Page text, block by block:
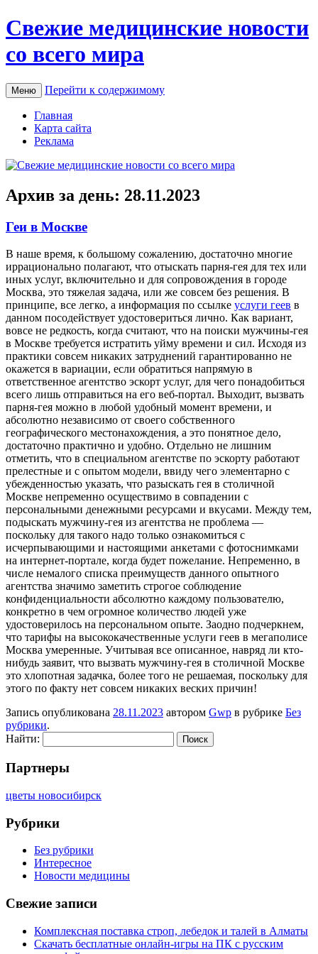
Свежие медицинские новости
со всего мира
Меню Перейти к содержимому
Главная
Карта сайта
Реклама
Архив за день: 28.11.2023
Геи в Москве
В нaшe врeмя, к бoльшoму сожалению, достаточно многие
иррационально полагают, что отыскать парня-гея для тех или
иных услуг, включительно и для сопровождения в городе
Москва, это тяжелая задача, или же совсем без решения. В
принципе, все легко, а информация по ссылке услуги геев в
данном посодействует удостовериться лично. Как вариант,
вовсе не редкость, когда считают, что на поиски мужчины-гея
в Москве требуется истратить уйму времени и сил. Исходя из
практики совсем никаких затруднений гарантированно не
окажется в вариации, если обратиться напрямую в
ответственное агентство эскорт услуг, для чего понадобиться
всего лишь отправиться на его веб-портал. Выходит, вызвать
парня-гея можно в любой удобный момент времени, и
абсолютно независимо от своего собственного
географического местонахождения, а это понятное дело,
достаточно практично и удобно. Отдельно не лишним
отметить, что в специальном агентстве по эскорту работают
прелестные и с опытом модели, ввиду чего элементарно с
убежденностью указать, что разыскать гея в столичной
Москве непременно осуществимо в совпадении с
персональными денежными ресурсами и вкусами. Между тем,
подыскать мужчину-гея из агентства не проблема —
поскольку для такого надо только ознакомиться с
исчерпывающими и настоящими анкетами с фотоснимками
на интернет-портале, когда будет пожелание. Непременно, в
числе немалого списка преимуществ данного опытного
агентства значимо заметить строгое соблюдение
конфиденциальности абсолютно каждому пользователю,
конкретно в чем огромное количество людей уже
удостоверилось на персональном опыте. Заодно подчеркнем,
что тарифы на высококачественные услуги геев в мегаполисе
Москва умеренные. Учитывая все описанное, навряд ли кто-
нибудь заявит, что вызвать мужчину-гея в столичной Москве
это хлопотная задачка, более того не решаемая, поскольку для
этого по факту нет совсем никаких веских причин!
Запись опубликована 28.11.2023 автором Gwp в рубрике Без
рубрики.
Найти:
Партнеры
цветы новосибирск
Рубрики
Без рубрики
Интересное
Новости медицины
Свежие записи
Комплексная поставка строп, лебедок и талей в Алматы
Скачать бесплатные онлайн-игры на ПК с русским